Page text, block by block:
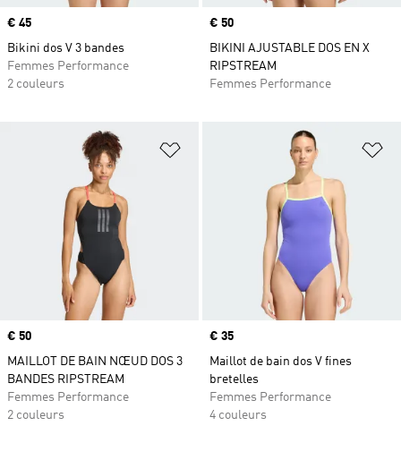
Prix
€ 45
Bikini dos V 3 bandes
Femmes Performance
2 couleurs
Prix
€ 50
BIKINI AJUSTABLE DOS EN X
RIPSTREAM
Femmes Performance
Ajouter à la Liste de produits
Prix
€ 50
MAILLOT DE BAIN NŒUD DOS 3
BANDES RIPSTREAM
Femmes Performance
2 couleurs
Prix
€ 35
Maillot de bain dos V fines
bretelles
Femmes Performance
4 couleurs